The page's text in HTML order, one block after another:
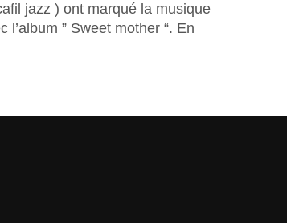
jazz ) ont marqué la musique
l’album ” Sweet mother “. En